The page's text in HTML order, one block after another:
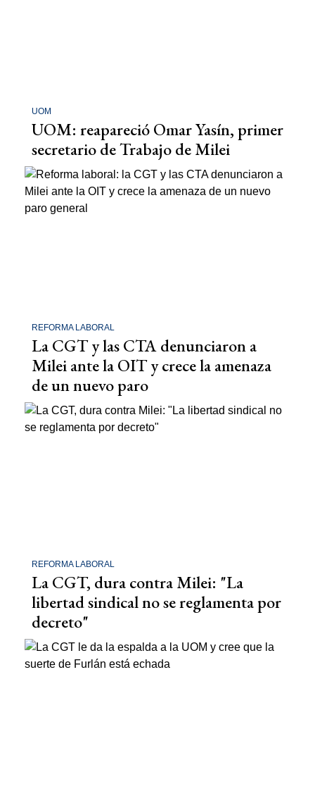
UOM
UOM: reapareció Omar Yasín, primer
secretario de Trabajo de Milei
REFORMA LABORAL
La CGT y las CTA denunciaron a
Milei ante la OIT y crece la amenaza
de un nuevo paro
REFORMA LABORAL
La CGT, dura contra Milei: "La
libertad sindical no se reglamenta por
decreto"